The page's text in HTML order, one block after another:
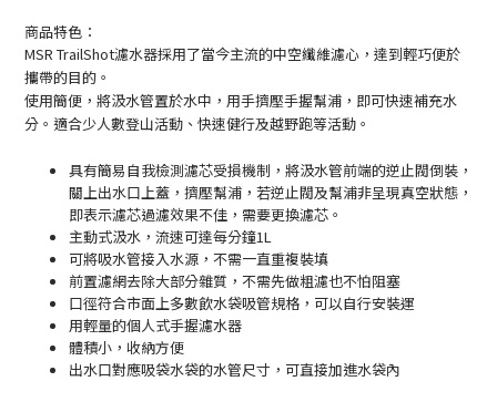
商品特色：
MSR TrailShot濾水器採用了當今主流的中空纖維濾心，達到輕巧便於
攜帶的目的 。
使用簡便，將汲水管置於水中，用手擠壓手握幫浦，即可快速補充水
分。適合少人數登山活動、快速健行及越野跑等活動。
具有簡易自我檢測濾芯受損機制，將汲水管前端的逆止閥倒裝，
關上出水口上蓋，擠壓幫浦，若逆止閥及幫浦非呈現真空狀態，
即表示濾芯過濾效果不佳，需要更換濾芯。
主動式汲水，流速可達每分鐘1L
可將吸水管接入水源，不需一直重複裝填
前置濾網去除大部分雜質，不需先做粗濾也不怕阻塞
口徑符合市面上多數飲水袋吸管規格，可以自行安裝運
用輕量的個人式手握濾水器
體積小，收納方便
出水口對應吸袋水袋的水管尺寸，可直接加進水袋內